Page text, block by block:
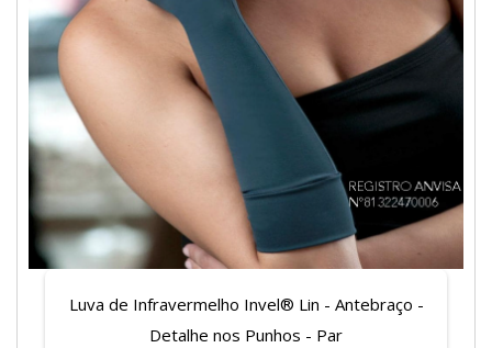
Luva de Infravermelho Invel® Lin - Antebraço -
Detalhe nos Punhos - Par